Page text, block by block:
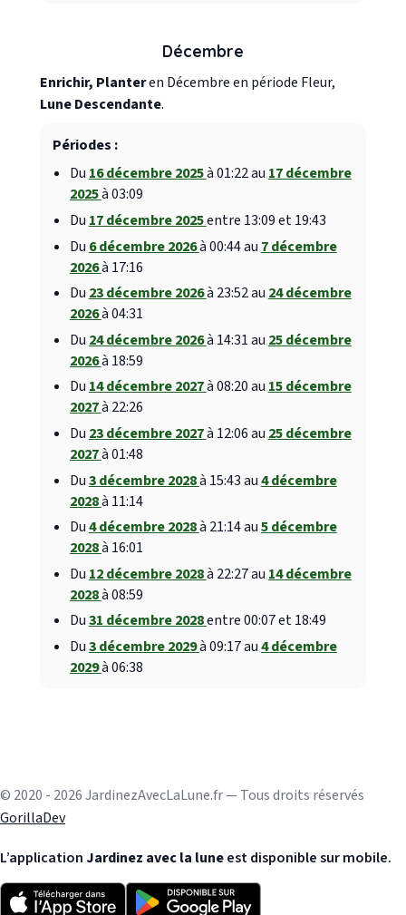
Décembre
Enrichir, Planteren Décembre en période Fleur,
Lune Descendante.
Périodes :
Du 16 décembre 2025à 01:22 au 17 décembre
2025à 03:09
Du 17 décembre 2025entre 13:09 et 19:43
Du 6 décembre 2026à 00:44 au 7 décembre
2026à 17:16
Du 23 décembre 2026à 23:52 au 24 décembre
2026à 04:31
Du 24 décembre 2026à 14:31 au 25 décembre
2026à 18:59
Du 14 décembre 2027à 08:20 au 15 décembre
2027à 22:26
Du 23 décembre 2027à 12:06 au 25 décembre
2027à 01:48
Du3 décembre 2028à 15:43 au4 décembre
2028à 11:14
Du4 décembre 2028à 21:14 au5 décembre
2028à 16:01
Du 12 décembre 2028à 22:27 au 14 décembre
2028à 08:59
Du31 décembre 2028entre 00:07 et 18:49
Du3 décembre 2029à 09:17 au4 décembre
2029à 06:38
© 2020 - 2026 JardinezAvecLaLune.fr — Tous droits réservés
GorillaDev
L’application Jardinez avec la luneest disponible sur mobile.